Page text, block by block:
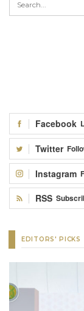
Facebook
Twitter
Instagram
RSS
EDITORS' PICKS